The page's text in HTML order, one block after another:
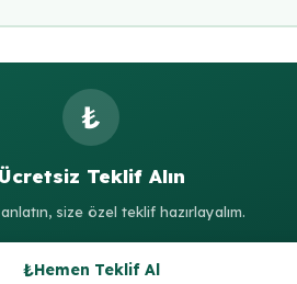
₺
Ücretsiz Teklif Alın
size özel teklif hazırlayalım.
₺Hemen Teklif Al